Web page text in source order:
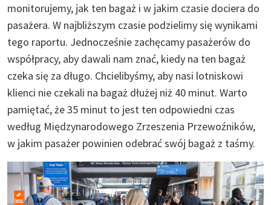
monitorujemy, jak ten bagaż i w jakim czasie dociera do
pasażera. W najbliższym czasie podzielimy się wynikami
tego raportu. Jednocześnie zachęcamy pasażerów do
współpracy, aby dawali nam znać, kiedy na ten bagaż
czeka się za długo. Chcielibyśmy, aby nasi lotniskowi
klienci nie czekali na bagaż dłużej niż 40 minut. Warto
pamiętać, że 35 minut to jest ten odpowiedni czas
według Międzynarodowego Zrzeszenia Przewoźników,
w jakim pasażer powinien odebrać swój bagaż z taśmy.